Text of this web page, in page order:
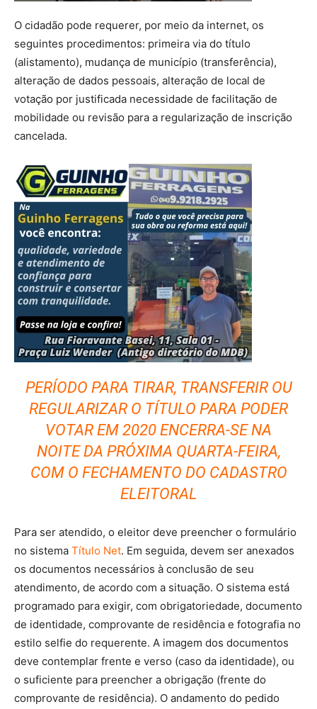
O cidadão pode requerer, por meio da internet, os
seguintes procedimentos: primeira via do título
(alistamento), mudança de município (transferência),
alteração de dados pessoais, alteração de local de
votação por justificada necessidade de facilitação de
mobilidade ou revisão para a regularização de inscrição
cancelada.
PERÍODO PARA TIRAR, TRANSFERIR OU
REGULARIZAR O TÍTULO PARA PODER
VOTAR EM 2020 ENCERRA-SE NA
NOITE DA PRÓXIMA QUARTA-FEIRA,
COM O FECHAMENTO DO CADASTRO
ELEITORAL
Para ser atendido, o eleitor deve preencher o formulário
no sistema Título Net. Em seguida, devem ser anexados
os documentos necessários à conclusão de seu
atendimento, de acordo com a situação. O sistema está
programado para exigir, com obrigatoriedade, documento
de identidade, comprovante de residência e fotografia no
estilo selfie do requerente. A imagem dos documentos
deve contemplar frente e verso (caso da identidade), ou
o suficiente para preencher a obrigação (frente do
comprovante de residência). O andamento do pedido